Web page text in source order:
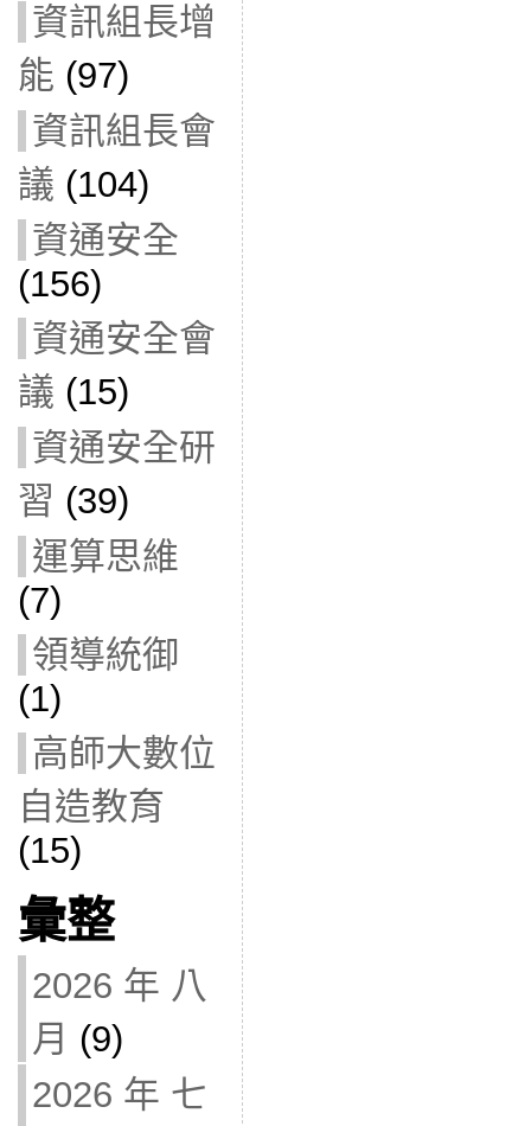
資訊組長增
能 (97)
資訊組長會
議 (104)
資通安全
(156)
資通安全會
議 (15)
資通安全研
習 (39)
運算思維
(7)
領導統御
(1)
高師大數位
自造教育
(15)
彙整
2026 年 八
月 (9)
2026 年 七